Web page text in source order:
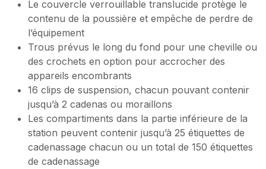
Le couvercle verrouillable translucide protège le
contenu de la poussière et empêche de perdre de
l’équipement
Trous prévus le long du fond pour une cheville ou
des crochets en option pour accrocher des
appareils encombrants
16 clips de suspension, chacun pouvant contenir
jusqu’à 2 cadenas ou moraillons
Les compartiments dans la partie inférieure de la
station peuvent contenir jusqu’à 25 étiquettes de
cadenassage chacun ou un total de 150 étiquettes
de cadenassage